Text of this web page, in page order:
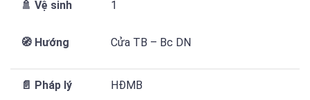
🚿 Vệ sinh 1
🧭 Hướng Cửa TB – Bc DN
📄 Pháp lý HĐMB